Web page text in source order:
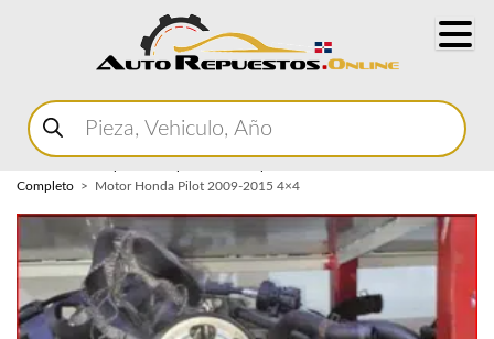
Buscar
productos
Completo
Motor Honda Pilot 2009-2015 4×4